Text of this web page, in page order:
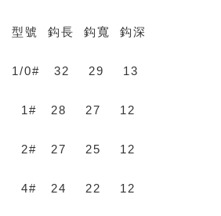
型號 鈎長 鈎寬 鈎深
1/0# 32 29 13
1# 28 27 12
2# 27 25 12
4# 24 22 12